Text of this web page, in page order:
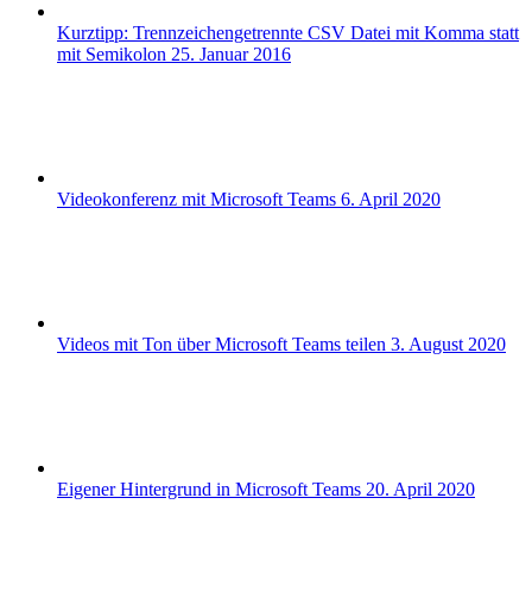
Kurztipp: Trennzeichengetrennte CSV Datei mit Komma statt
mit Semikolon 25. Januar 2016
Videokonferenz mit Microsoft Teams 6. April 2020
Videos mit Ton über Microsoft Teams teilen 3. August 2020
Eigener Hintergrund in Microsoft Teams 20. April 2020